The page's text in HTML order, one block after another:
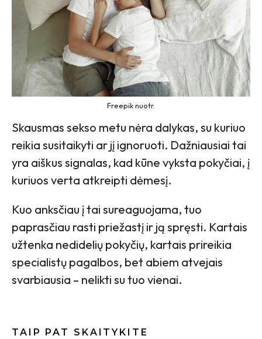
Freepik nuotr.
Skausmas sekso metu nėra dalykas, su kuriuo
reikia susitaikyti ar jį ignoruoti. Dažniausiai tai
yra aiškus signalas, kad kūne vyksta pokyčiai, į
kuriuos verta atkreipti dėmesį.
Kuo anksčiau į tai sureaguojama, tuo
paprasčiau rasti priežastį ir ją spręsti. Kartais
užtenka nedidelių pokyčių, kartais prireikia
specialistų pagalbos, bet abiem atvejais
svarbiausia – nelikti su tuo vienai.
TAIP PAT SKAITYKITE